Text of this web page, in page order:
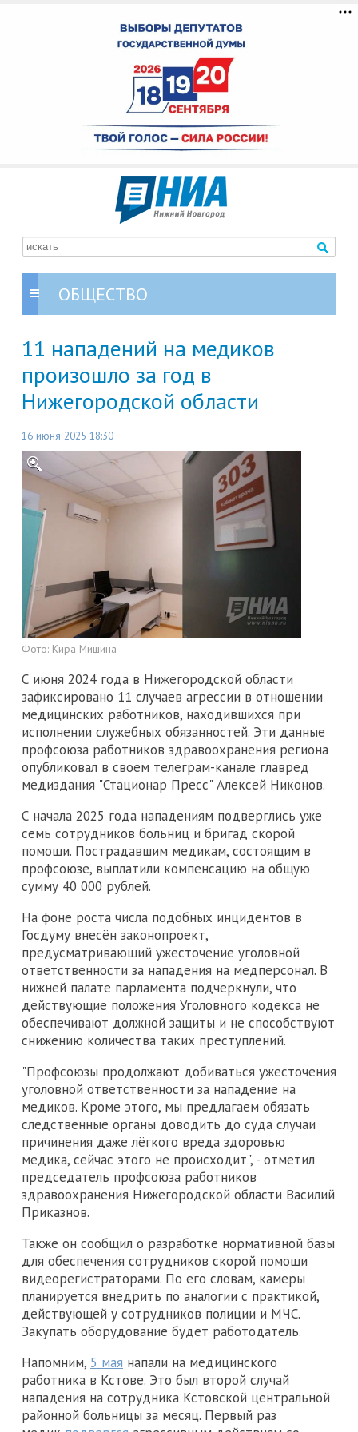
ОБЩЕСТВО
11 нападений на медиков
произошло за год в
Нижегородской области
16 июня 2025 18:30
Фото: Кира Мишина
С июня 2024 года в Нижегородской области
зафиксировано 11 случаев агрессии в отношении
медицинских работников, находившихся при
исполнении служебных обязанностей. Эти данные
профсоюза работников здравоохранения региона
опубликовал в своем телеграм-канале главред
медиздания "Стационар Пресс" Алексей Никонов.
С начала 2025 года нападениям подверглись уже
семь сотрудников больниц и бригад скорой
помощи. Пострадавшим медикам, состоящим в
профсоюзе, выплатили компенсацию на общую
сумму 40 000 рублей.
На фоне роста числа подобных инцидентов в
Госдуму внесён законопроект,
предусматривающий ужесточение уголовной
ответственности за нападения на медперсонал. В
нижней палате парламента подчеркнули, что
действующие положения Уголовного кодекса не
обеспечивают должной защиты и не способствуют
снижению количества таких преступлений.
"Профсоюзы продолжают добиваться ужесточения
уголовной ответственности за нападение на
медиков. Кроме этого, мы предлагаем обязать
следственные органы доводить до суда случаи
причинения даже лёгкого вреда здоровью
медика, сейчас этого не происходит", - отметил
председатель профсоюза работников
здравоохранения Нижегородской области Василий
Приказнов.
Также он сообщил о разработке нормативной базы
для обеспечения сотрудников скорой помощи
видеорегистраторами. По его словам, камеры
планируется внедрить по аналогии с практикой,
действующей у сотрудников полиции и МЧС.
Закупать оборудование будет работодатель.
Напомним, 5 мая напали на медицинского
работника в Кстове. Это был второй случай
нападения на сотрудника Кстовской центральной
районной больницы за месяц. Первый раз